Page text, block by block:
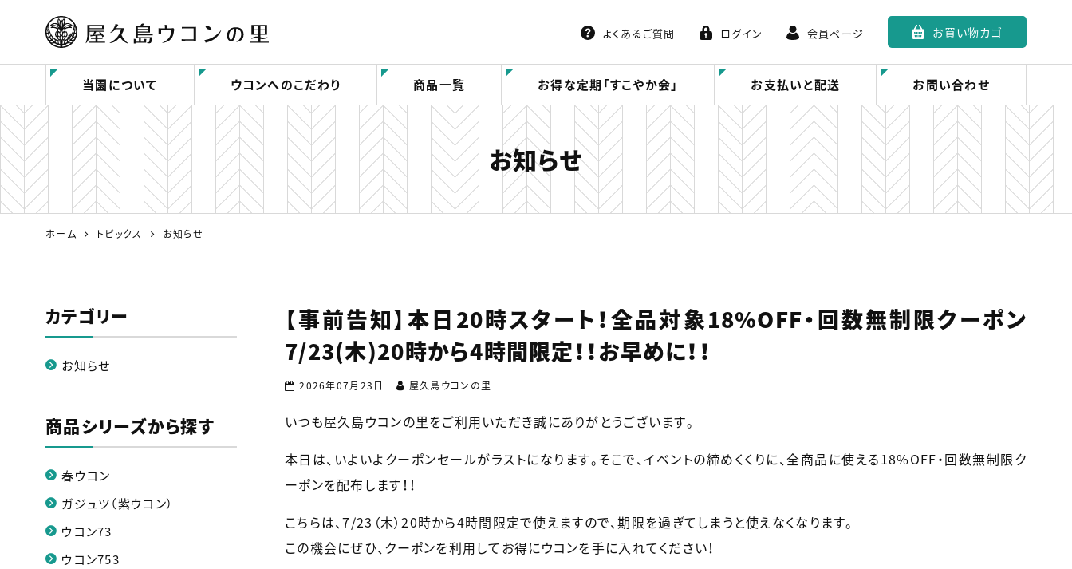
屋久島ウコンの里｜
春ウコンの屋久島ウ
コンの里
よくあるご質問 ログイン 会員ページ お買い物カゴ
当園について ウコンへのこだわり 商品一覧 お得な定期「すこやか会」 お支払いと配送 お問い合わせ
お知らせ
ホーム トピックス お知らせ
【事前告知】本日20時スタート！全品対象18%OFF・回数無制限クーポン
7/23(木)20時から4時間限定！！お早めに！！
2026年07月23日 屋久島ウコンの里
いつも屋久島ウコンの里をご利用いただき誠にありがとうございます。
本日は、いよいよクーポンセールがラストになります。そこで、イベントの締めくくりに、全商品に使える18%OFF・回数無制限ク
ーポンを配布します！！
こちらは、7/23（木）20時から4時間限定で使えますので、期限を過ぎてしまうと使えなくなります。
この機会にぜひ、クーポンを利用してお得にウコンを手に入れてください！
カテゴリー
お知らせ
商品シリーズから探す
春ウコン
ガジュツ（紫ウコン）
ウコン73
ウコン753